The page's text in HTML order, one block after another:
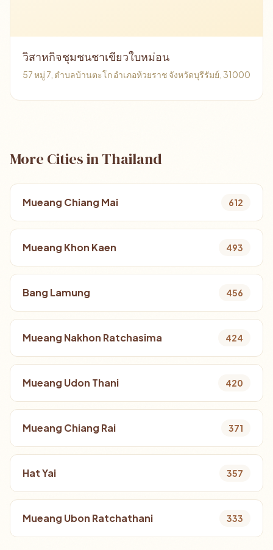
วิสาหกิจชุมชนชาเขียวใบหม่อน
57 หมู่ 7, ตำบลบ้านตะโก อำเภอห้วยราช จังหวัดบุรีรัมย์, 31000
More Cities in Thailand
Mueang Chiang Mai 612
Mueang Khon Kaen 493
Bang Lamung 456
Mueang Nakhon Ratchasima 424
Mueang Udon Thani 420
Mueang Chiang Rai 371
Hat Yai 357
Mueang Ubon Ratchathani 333